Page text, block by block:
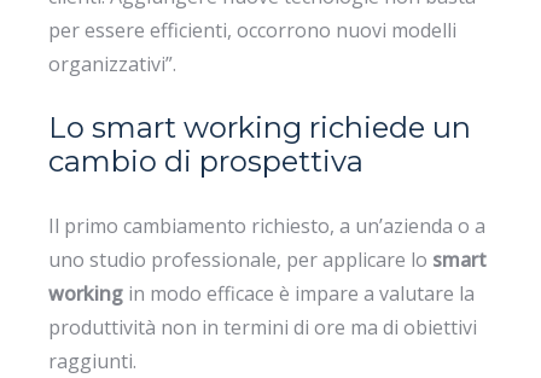
per essere efficienti, occorrono nuovi modelli
organizzativi”.
Lo smart working richiede un
cambio di prospettiva
Il primo cambiamento richiesto, a un’azienda o a
uno studio professionale, per applicare lo smart
working in modo efficace è impare a valutare la
produttività non in termini di ore ma di obiettivi
raggiunti.